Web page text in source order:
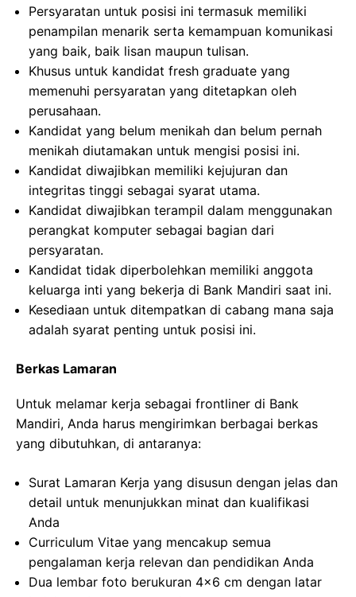
Persyaratan untuk posisi ini termasuk memiliki
penampilan menarik serta kemampuan komunikasi
yang baik, baik lisan maupun tulisan.
Khusus untuk kandidat fresh graduate yang
memenuhi persyaratan yang ditetapkan oleh
perusahaan.
Kandidat yang belum menikah dan belum pernah
menikah diutamakan untuk mengisi posisi ini.
Kandidat diwajibkan memiliki kejujuran dan
integritas tinggi sebagai syarat utama.
Kandidat diwajibkan terampil dalam menggunakan
perangkat komputer sebagai bagian dari
persyaratan.
Kandidat tidak diperbolehkan memiliki anggota
keluarga inti yang bekerja di Bank Mandiri saat ini.
Kesediaan untuk ditempatkan di cabang mana saja
adalah syarat penting untuk posisi ini.
Berkas Lamaran
Untuk melamar kerja sebagai frontliner di Bank
Mandiri, Anda harus mengirimkan berbagai berkas
yang dibutuhkan, di antaranya:
Surat Lamaran Kerja yang disusun dengan jelas dan
detail untuk menunjukkan minat dan kualifikasi
Anda
Curriculum Vitae yang mencakup semua
pengalaman kerja relevan dan pendidikan Anda
Dua lembar foto berukuran 4×6 cm dengan latar